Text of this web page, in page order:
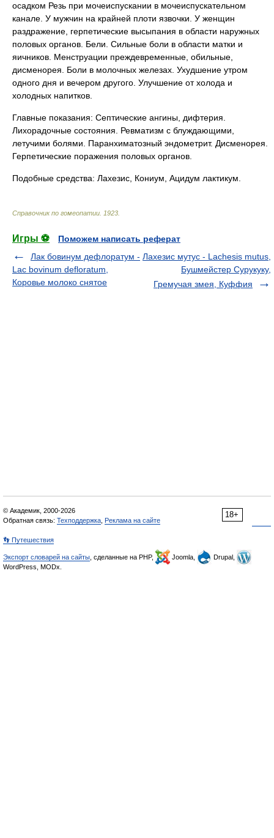
осадком Резь при мочеиспускании в мочеиспускательном
канале. У мужчин на крайней плоти язвочки. У женщин
раздражение, герпетические высыпания в области наружных
половых органов. Бели. Сильные боли в области матки и
яичников. Менструации преждевременные, обильные,
дисменорея. Боли в молочных железах. Ухудшение утром
одного дня и вечером другого. Улучшение от холода и
холодных напитков.
Главные показания: Септические ангины, дифтерия.
Лихорадочные состояния. Ревматизм с блуждающими,
летучими болями. Паранхиматозный эндометрит. Дисменорея.
Герпетические поражения половых органов.
Подобные средства: Лахезис, Кониум, Ацидум лактикум.
Справочник по гомеопатии 1923
Игры ⚽
Поможем написать реферат
Лак бовинум дефлоратум -
Lac bovinum defloratum,
Коровье молоко снятое
Лахезис мутус - Lachesis mutus,
Бушмейстер Сурукуку,
Гремучая змея, Куффия
18+
© Академик, 2000-2026
Обратная связь: Техподдержка Реклама на сайте
👣 Путешествия
Экспорт словарей на сайты , сделанные на PHP, Joomla,
Drupal,
WordPress, MODx.